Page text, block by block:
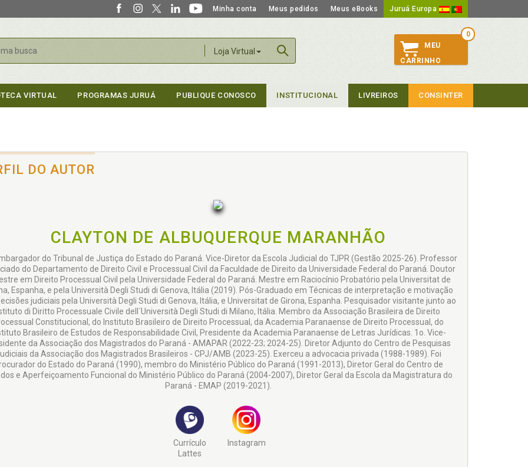
Minha conta Meus pedidos Meus eBooks Juruá Europa
Loja Virtual
0
MEU
CARRINHO
VIRTUAL PROGRAMAS JURUÁ PUBLIQUE CONOSCO INSTITUCIONAL LIVREIROS CONSINTER
DO AUTOR
CLAYTON DE ALBUQUERQUE MARANHÃO
do Tribunal de Justiça do Estado do Paraná. Vice-Diretor da Escola Judicial do TJPR (Gestão 2025-26). Professor
do Departamento de Direito Civil e Processual Civil da Faculdade de Direito da Universidade Federal do Paraná. Doutor
em Direito Processual Civil pela Universidade Federal do Paraná. Mestre em Raciocínio Probatório pela Universitat de
Espanha, e pela Università Degli Studi di Genova, Itália (2019). Pós-Graduado em Técnicas de interpretação e motivação
judiciais pela Università Degli Studi di Genova, Itália, e Universitat de Girona, Espanha. Pesquisador visitante junto ao
di Diritto Processuale Civile dell´Università Degli Studi di Milano, Itália. Membro da Associação Brasileira de Direito
Constitucional, do Instituto Brasileiro de Direito Processual, da Academia Paranaense de Direito Processual, do
Brasileiro de Estudos de Responsabilidade Civil, Presidente da Academia Paranaense de Letras Jurídicas. 1o. Vice-
da Associação dos Magistrados do Paraná - AMAPAR (2022-23; 2024-25). Diretor Adjunto do Centro de Pesquisas
da Associação dos Magistrados Brasileiros - CPJ/AMB (2023-25). Exerceu a advocacia privada (1988-1989). Foi
do Estado do Paraná (1990), membro do Ministério Público do Paraná (1991-2013), Diretor Geral do Centro de
e Aperfeiçoamento Funcional do Ministério Público do Paraná (2004-2007), Diretor Geral da Escola da Magistratura do
Paraná - EMAP (2019-2021).
Currículo
Lattes
Instagram